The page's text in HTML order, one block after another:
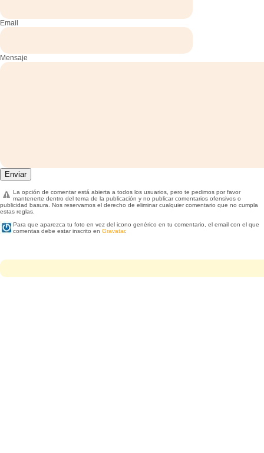
Email
Mensaje
La opción de comentar está abierta a todos los usuarios, pero te pedimos por favor
mantenerte dentro del tema de la publicación y no publicar comentarios ofensivos o
publicidad basura. Nos reservamos el derecho de eliminar cualquier comentario que no cumpla
estas reglas.
Para que aparezca tu foto en vez del icono genérico en tu comentario, el email con el que
comentas debe estar inscrito en Gravatar.